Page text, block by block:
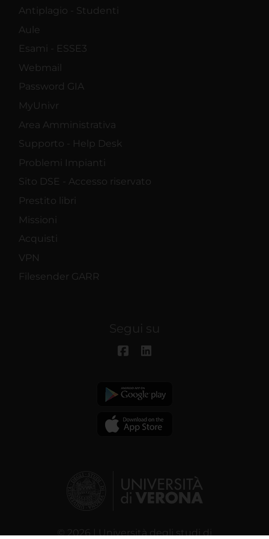
Antiplagio - Studenti
Aule
Esami - ESSE3
Webmail
Password GIA
MyUnivr
Area Amministrativa
Supporto - Help Desk
Problemi Impianti
Sito DSE - Accesso riservato
Prestito libri
Missioni
Acquisti
VPN
Filesender GARR
Segui su
© 2026 | Università degli studi di